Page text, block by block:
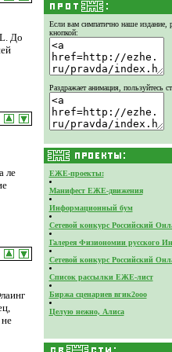
До
ле
Если вам симпатично наше издание,
кнопкой:
Раздражает анимация, пользуйтесь
ЕЖЕ-проекты:
Манифест ЕЖЕ-движения
Информационный бум
Сетевой конкурс Российский
Галерея Физиономии русского
Сетевой конкурс Российский
Список рассылки ЕЖЕ-лист
Биржа сценариев вгик2ооо
Целую нежно, Алиса